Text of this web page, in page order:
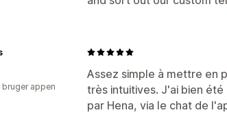
Assez simple à mettre en
très intuitives. J'ai bien
par Hena, via le chat de
bruger appen